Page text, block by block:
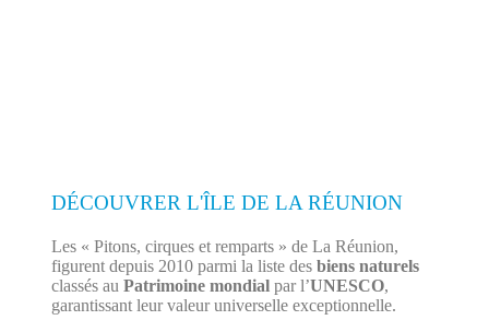
DÉCOUVRER L'ÎLE DE LA RÉUNION
Les « Pitons, cirques et remparts » de La Réunion,
figurent depuis 2010 parmi la liste des biens naturels
classés au Patrimoine mondialpar l’UNESCO,
garantissant leur valeur universelle exceptionnelle.